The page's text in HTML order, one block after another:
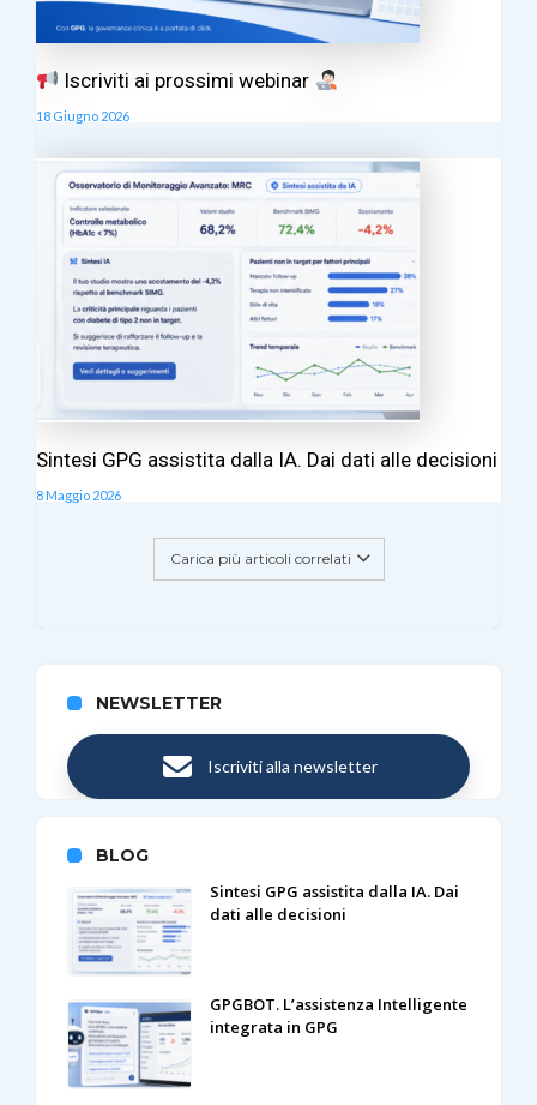
Iscriviti ai prossimi webinar
18 Giugno 2026
Sintesi GPG assistita dalla IA. Dai dati alle decisioni
8 Maggio 2026
Carica più articoli correlati
NEWSLETTER
Iscriviti alla newsletter
BLOG
Sintesi GPG assistita dalla IA. Dai
dati alle decisioni
GPGBOT. L’assistenza Intelligente
integrata in GPG